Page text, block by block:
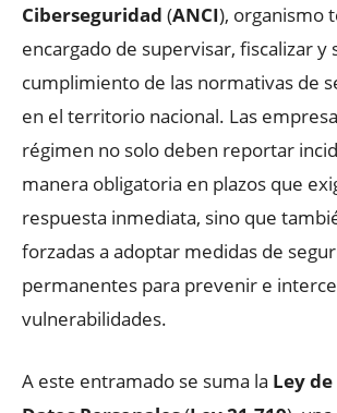
Ciberseguridad (ANCI), organismo
encargado de supervisar, fiscalizar y
cumplimiento de las normativas de
en el territorio nacional. Las
régimen no solo deben reportar
manera obligatoria en plazos que
respuesta inmediata, sino que
forzadas a adoptar medidas de
permanentes para prevenir e
vulnerabilidades.
A este entramado se suma la Ley